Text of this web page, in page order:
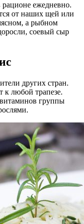
ежедневно.
от наших щей или
а рыбном
соевый сыр
других стран.
к любой трапезе.
группы